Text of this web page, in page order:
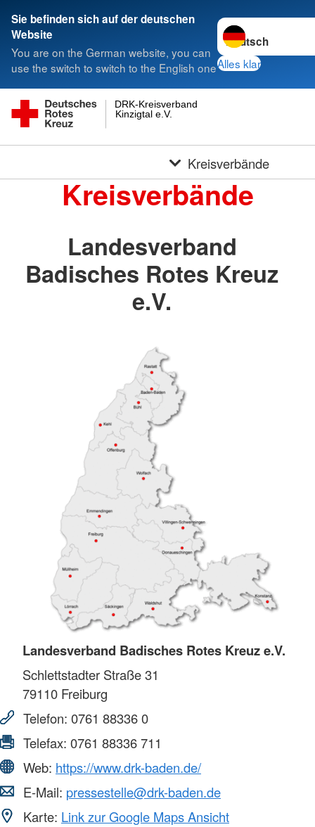
Sie befinden sich auf der deutschen
Website
You are on the German website, you can
use the switch to switch to the English one
Sprache wechseln
Alles klar
Kinzigtal e.V.
DRK-Kreisverband
Kreisverbände
Kreisverbände
Landesverband
Badisches Rotes Kreuz
e.V.
Landesverband Badisches Rotes Kreuz e.V.
Schlettstadter Straße 31
79110 Freiburg
Telefon: 0761 88336 0
Telefax: 0761 88336 711
Web: https://www.drk-baden.de/
E-Mail: pressestelle@drk-baden.de
Karte: Link zur Google Maps Ansicht